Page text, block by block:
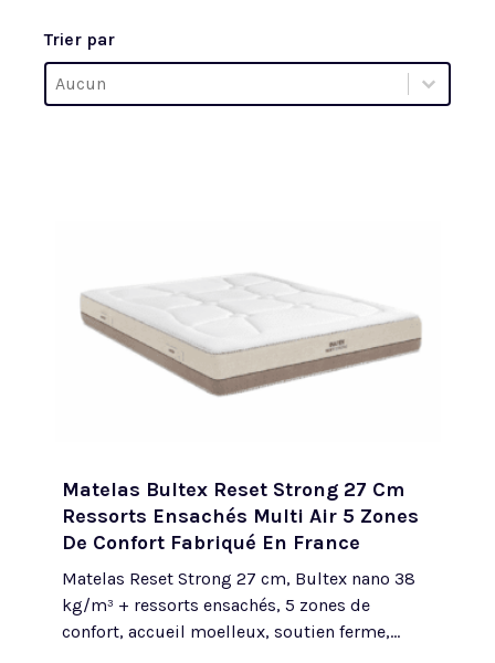
Trier par
Trier par
Trier par
Trier par
Matelas Bultex Reset Strong 27 Cm
Ressorts Ensachés Multi Air 5 Zones
De Confort Fabriqué En France
Matelas Reset Strong 27 cm, Bultex nano 38
kg/m³ + ressorts ensachés, 5 zones de
confort, accueil moelleux, soutien ferme,...